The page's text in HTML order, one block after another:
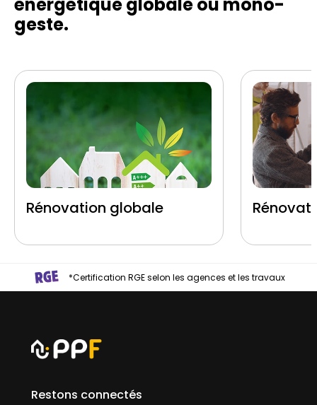
geste.
Rénovation globale
*Certification RGE selon les agences et les travaux
Restons connectés